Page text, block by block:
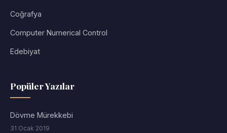
Coğrafya
Computer Numerical Control
Edebiyat
Popüler Yazılar
Dövme Mürekkebi
31 Ocak 2019